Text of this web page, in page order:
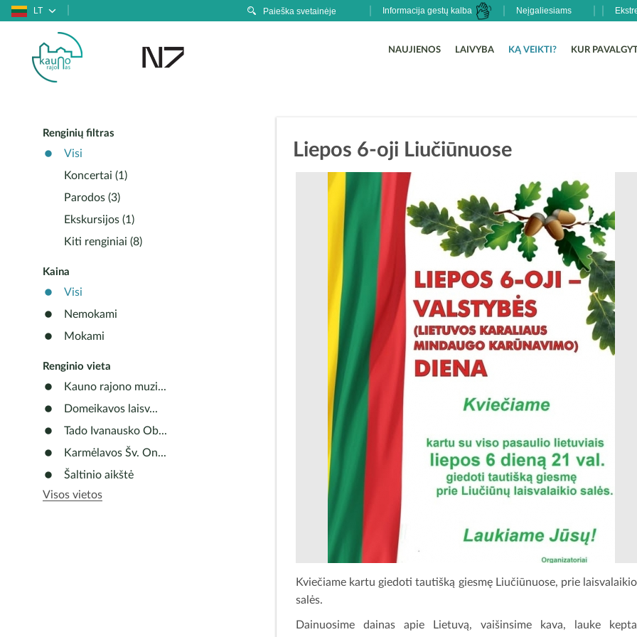
LT Neįgaliesiams
Informacija gestų kalba
NAUJIENOS LAIVYBA KĄ VEIKTI? KUR
Renginių filtras
Visi
Koncertai (1)
Parodos (3)
Ekskursijos (1)
Kiti renginiai (8)
Kaina
Visi
Nemokami
Mokami
Renginio vieta
Kauno rajono muzi...
Domeikavos laisv...
Tado Ivanausko Ob...
Karmėlavos Šv. On...
Šaltinio aikštė
Visos vietos
Liepos 6-oji Liučiūnuose
Kviečiame kartu giedoti tautišką giesmę Liučiūnuose, prie laisvalaikio
salės.
Dainuosime dainas apie Lietuvą, vaišinsime kava, lauke kepta